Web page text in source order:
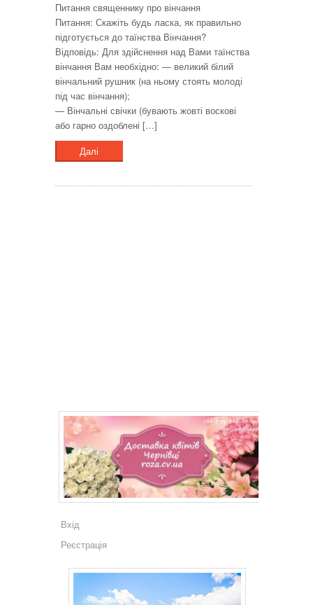
Питання священнику про вінчання
Питання: Скажіть будь ласка, як правильно
підготується до таїнства Вінчання?
Відповідь: Для здійснення над Вами таїнства
вінчання Вам необхідно: — великий білий
вінчальний рушник (на ньому стоять молоді
під час вінчання);
— Вінчальні свічки (бувають жовті воскові
або гарно оздоблені […]
Далі
Вхід
Реєстрація